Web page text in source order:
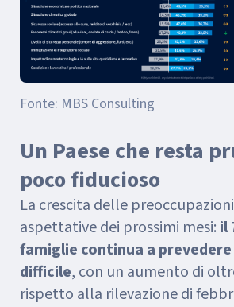
Fonte: MBS Consulting
Un Paese che resta
poco fiducioso
La crescita delle
aspettative dei prossimi mesi: il
famiglie continua a
difficile, con un aumento di
rispetto alla rilevazione di